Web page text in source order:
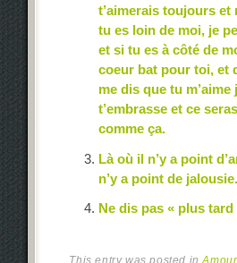
t’aimerais toujours et
tu es loin de moi, je
et si tu es à côté de
coeur bat pour toi, et
me dis que tu m’aime
t’embrasse et ce
comme ça.
Là où il n’y a point
n’y a point de jalousie.
Ne dis pas « plus tard